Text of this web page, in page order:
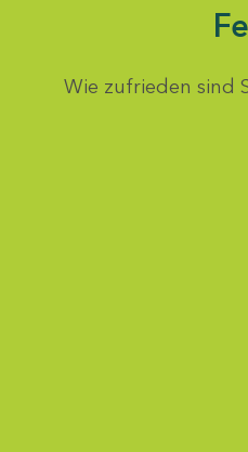
Wie zufrieden sind